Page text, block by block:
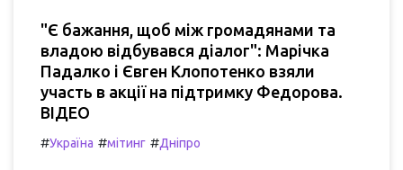
"Є бажання, щоб між громадянами та
владою відбувався діалог": Марічка
Падалко і Євген Клопотенко взяли
участь в акції на підтримку Федорова.
ВІДЕО
#Україна #мітинг #Дніпро